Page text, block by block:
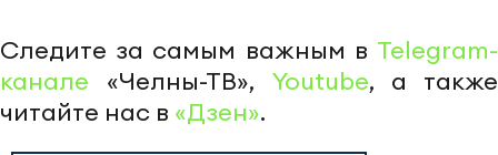
Следите за самым важным в Telegram-
канале «Челны-ТВ», Youtube, а также
читайте нас в «Дзен».